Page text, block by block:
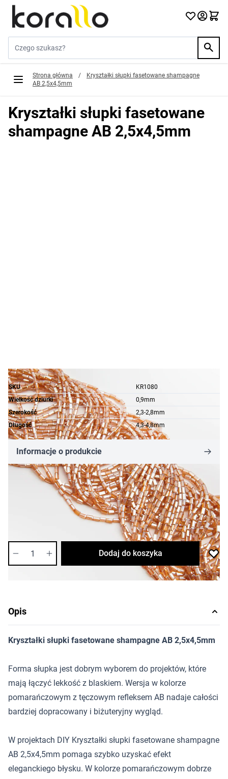
Przejdź do treści
Strona główna /
Kryształki słupki fasetowane shampagne
AB 2,5x4,5mm
Kryształki słupki fasetowane
shampagne AB 2,5x4,5mm
SKU
KR1080
Wielkość dziurki
0,9mm
Szerokość
2,3-2,8mm
Długość
4,3-4,8mm
Informacje o produkcie
5,87 zł
Cena za opakowanie
Ilość w opakowaniu: 30 szt.
Dostępność:wysoka
Dodaj do koszyka
Opis
Kryształki słupki fasetowane shampagne AB 2,5x4,5mm
Forma słupka jest dobrym wyborem do projektów, które
mają łączyć lekkość z blaskiem. Wersja w kolorze
pomarańczowym z tęczowym refleksem AB nadaje całości
bardziej dopracowany i biżuteryjny wygląd.
W projektach DIY Kryształki słupki fasetowane shampagne
AB 2,5x4,5mm pomaga szybko uzyskać efekt
eleganckiego błysku. W kolorze pomarańczowym dobrze